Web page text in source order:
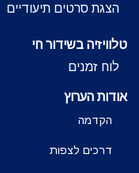
הצגת סרטים תיעודיים
טלוויזיה בשידור חי
לוח זמנים
אודות הערוץ
הקדמה
דרכים לצפות